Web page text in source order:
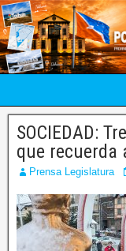
SOCIEDAD:
que recuerda
Prensa Legislatura